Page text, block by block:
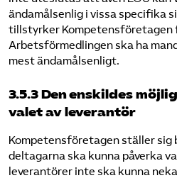
ändamålsenlig i vissa specifika
tillstyrker
Arbetsförmedlingen ska ha
mest ändamålsenligt.
3.5.3 Den enskildes
valet av leverantör
Kompetensföretagen ställer
deltagarna ska kunna påverka
leverantörer inte ska kunna